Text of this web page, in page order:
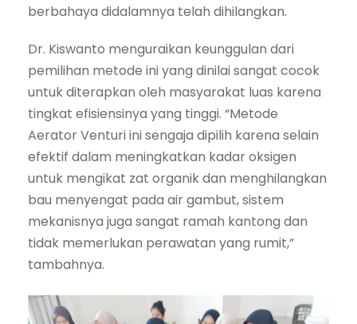
berbahaya didalamnya telah dihilangkan.
Dr. Kiswanto menguraikan keunggulan dari
pemilihan metode ini yang dinilai sangat cocok
untuk diterapkan oleh masyarakat luas karena
tingkat efisiensinya yang tinggi. “Metode
Aerator Venturi ini sengaja dipilih karena selain
efektif dalam meningkatkan kadar oksigen
untuk mengikat zat organik dan menghilangkan
bau menyengat pada air gambut, sistem
mekanisnya juga sangat ramah kantong dan
tidak memerlukan perawatan yang rumit,”
tambahnya.